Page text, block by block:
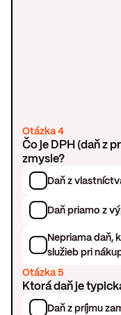
Otázka 4
Čo je DPH (daň z
zmysle?
Daň z
Daň priamo z
Nepriama daň,
služieb pri
Otázka 5
Ktorá daň je
Daň z príjmu